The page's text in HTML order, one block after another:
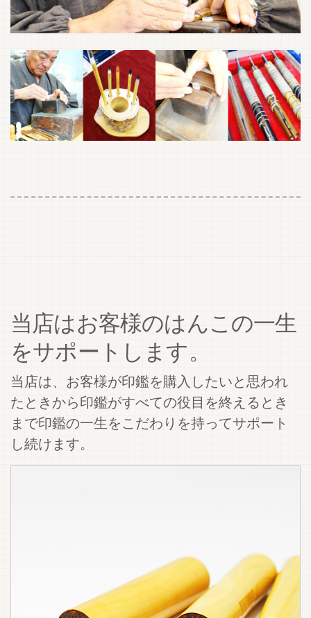
当店はお客様のはんこの一生
をサポートします。
当店は、お客様が印鑑を購入したいと思われ
たときから印鑑がすべての役目を終えるとき
まで印鑑の一生をこだわりを持ってサポート
し続けます。